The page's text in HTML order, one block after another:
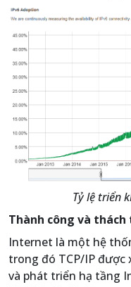
Tỷ lệ triển
Thành công và
Internet là một hệ
trong đó TCP/IP
và phát triển hạ tầng